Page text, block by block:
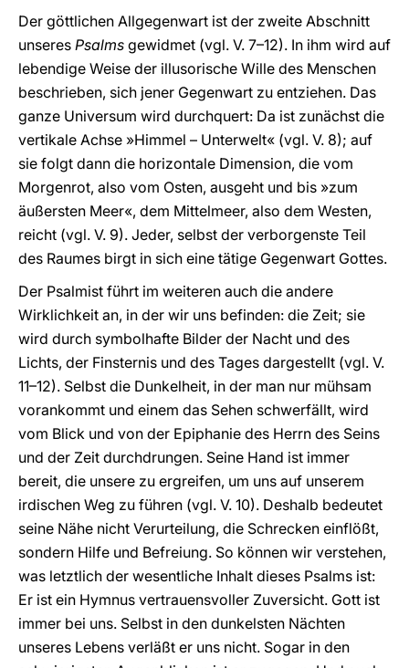
Der göttlichen Allgegenwart ist der zweite Abschnitt
unseres Psalms gewidmet (vgl. V. 7–12). In ihm wird auf
lebendige Weise der illusorische Wille des Menschen
beschrieben, sich jener Gegenwart zu entziehen. Das
ganze Universum wird durchquert: Da ist zunächst die
vertikale Achse »Himmel – Unterwelt« (vgl. V. 8); auf
sie folgt dann die horizontale Dimension, die vom
Morgenrot, also vom Osten, ausgeht und bis »zum
äußersten Meer«, dem Mittelmeer, also dem Westen,
reicht (vgl. V. 9). Jeder, selbst der verborgenste Teil
des Raumes birgt in sich eine tätige Gegenwart Gottes.
Der Psalmist führt im weiteren auch die andere
Wirklichkeit an, in der wir uns befinden: die Zeit; sie
wird durch symbolhafte Bilder der Nacht und des
Lichts, der Finsternis und des Tages dargestellt (vgl. V.
11–12). Selbst die Dunkelheit, in der man nur mühsam
vorankommt und einem das Sehen schwerfällt, wird
vom Blick und von der Epiphanie des Herrn des Seins
und der Zeit durchdrungen. Seine Hand ist immer
bereit, die unsere zu ergreifen, um uns auf unserem
irdischen Weg zu führen (vgl. V. 10). Deshalb bedeutet
seine Nähe nicht Verurteilung, die Schrecken einflößt,
sondern Hilfe und Befreiung. So können wir verstehen,
was letztlich der wesentliche Inhalt dieses Psalms ist:
Er ist ein Hymnus vertrauensvoller Zuversicht. Gott ist
immer bei uns. Selbst in den dunkelsten Nächten
unseres Lebens verläßt er uns nicht. Sogar in den